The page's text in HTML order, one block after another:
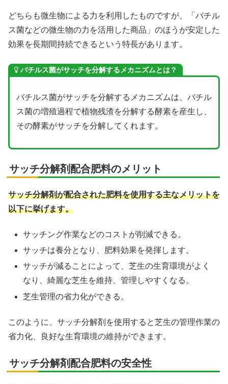
どちらも微生物による力を利用したものですが、「 バチル
ス菌などの微生物の力を活用した商品 」のほうが安定した
効果を長期間持続できるという特長があります。
バチルス菌がサッチを分解するメカニズムとは？
バチルス菌がサッチを分解するメカニズムは、バチル
ス菌の増殖過程で植物残渣を分解する酵素を産生し、
その酵素がサッチを分解してくれます。
サッチ分解剤配合肥料のメリット
サッチ分解剤が配合された肥料を使用する主なメリットを
以下に挙げます。
サッチング作業などのコストが削減できる。
サッチは養分となり、肥料効果を発揮します。
サッチが減ることによって、芝生の生育環境がよく
なり、綺麗な芝生を維持、管理しやすくなる。
芝生管理の省力化ができる。
このように、サッチ分解剤を使用すると芝生の管理作業の
省力化、良好な生育環境の維持ができます。
サッチ分解剤配合肥料の安全性
X
Facebook
はてブ